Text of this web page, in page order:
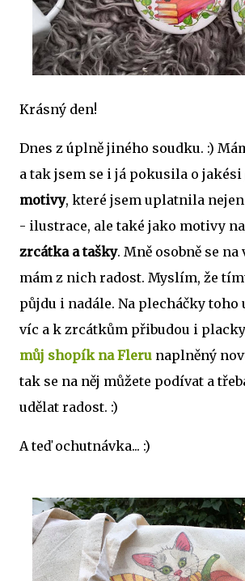
Krásný den!
Dnes z úplně jiného soudku. :)
a tak jsem se i já pokusila o jakési
motivy, které jsem uplatnila
- ilustrace, ale také jako motivy na
zrcátka a tašky. Mně osobně se
mám z nich radost. Myslím, že
půjdu i nadále. Na plecháčky toho
víc a k zrcátkům přibudou i
můj shopík na Fleru naplněný
tak se na něj můžete podívat a
udělat radost. :)
A teď ochutnávka... :)